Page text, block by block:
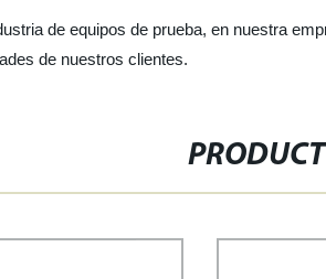
de equipos de prueba, en nuestra
de nuestros clientes.